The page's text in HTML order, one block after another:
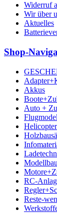
Widerruf
Wir über
Aktuelles
Shop-
Akkus
Auto +
RC-
Reste-